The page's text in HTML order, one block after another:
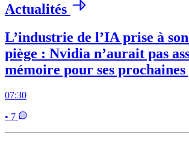
Actualités
L’industrie de l’IA prise à
piège : Nvidia n’aurait pas
mémoire pour ses prochaines
07:30
• 7